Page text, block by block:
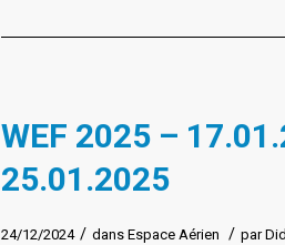
WEF 2025 –
25.01.2025
24/12/2024 / dans Espace Aérien / par